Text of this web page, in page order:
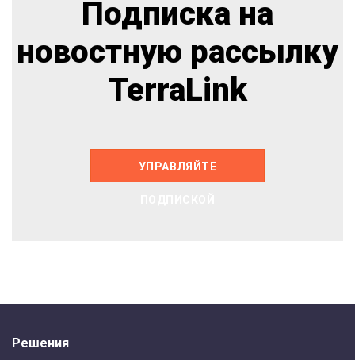
Подписка на
новостную рассылку
TerraLink
УПРАВЛЯЙТЕ
Решения